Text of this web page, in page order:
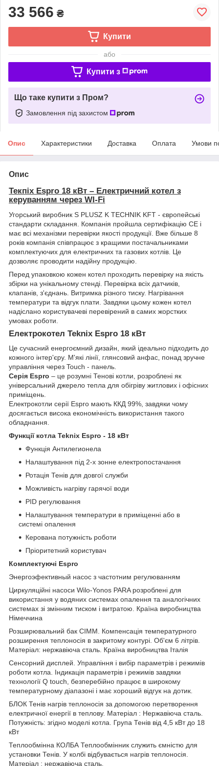
33 566 ₴
Купити
або
Купити з
Що таке купити з Пром?
Замовлення під захистом
Опис Характеристики Доставка Оплата Умови
Опис
Текпіх Espro 18 кВт – Електричний котел з
керуванням через WI-Fi
Угорський виробник S PLUSZ K TECHNIK KFT - європейські
стандарти складання. Компанія пройшла сертифікацію CE і
має всі механізми перевірки якості продукції. Вже більше 8
років компанія співпрацює з кращими постачальниками
комплектуючих для електричних та газових котлів. Це
дозволяє проводити надійну продукцію.
Перед упаковкою кожен котел проходить перевірку на якість
збірки на унікальному стенді. Перевірка всіх датчиків,
клапанів, з'єднань. Витримка різного тиску. Нагрівання
температури та відгук плати. Завдяки цьому кожен котел
надіслано користувачеві перевірений в самих жорстких
умовах роботи.
Електрокотел Teknix Espro 18 кВт
Це сучасний енергоємний дизайн, який ідеально підходить до
кожного інтер'єру. М'які лінії, глянсовий анфас, понад зручне
управління через Touch - панель.
Серія Espro – це розумні Тенові котли, розроблені як
універсальний джерело тепла для обігріву житлових і офісних
приміщень.
Електрокотли серії Espro мають ККД 99%, завдяки чому
досягається висока економічність використання такого
обладнання.
Функції котла Teknix Espro - 18 кВт
Функція Антилегионела
Налаштування під 2-х зонне електропостачання
Ротація Тенів для довгої служби
Можливість нагріву гарячої води
PID регулювання
Налаштування температури в приміщенні або в
системі опалення
Керована потужність роботи
Пріоритетний користувач
Комплектуючі Espro
Энергоэфективный насос з частотним регулюванням
Циркуляційні насоси Wilo-Yonos PARA розроблені для
використання у водяних системах опалення та аналогічних
системах зі змінним тиском і витратою. Країна виробництва
Німеччина
Розширювальний бак CIMM. Компенсація температурного
розширення теплоносія в закритому контурі. Об'єм 6 літрів.
Матеріал: нержавіюча сталь. Країна виробництва Італія
Сенсорний дисплей. Управління і вибір параметрів і режимів
роботи котла. Індикація параметрів і режимів завдяки
технології Q touch, безперебійно працює в широкому
температурному діапазоні і має хороший відгук на дотик.
БЛОК Тенів нагрів теплоносія за допомогою перетворення
електричної енергії в теплову. Матеріал : Нержавіюча сталь.
Потужність: згідно моделі котла. Група Тенів від 4,5 кВт до 18
кВт
Теплообмінна КОЛБА Теплообмінник служить ємністю для
установки Тенів. У колбі відбувається нагрів теплоносія.
Матеріал : нержавіюча сталь.